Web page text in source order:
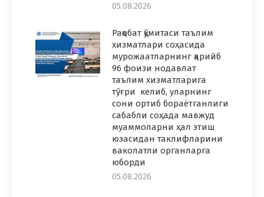
05.08.2026
Рақобат қўмитаси таълим
хизматлари соҳасида
мурожаатларнинг қарийб
96 фоизи нодавлат
таълим хизматларига
тўғри келиб, уларнинг
сони ортиб бораётганлиги
сабабли соҳада мавжуд
муаммоларни ҳал этиш
юзасидан таклифларини
ваколатли органларга
юборди
05.08.2026